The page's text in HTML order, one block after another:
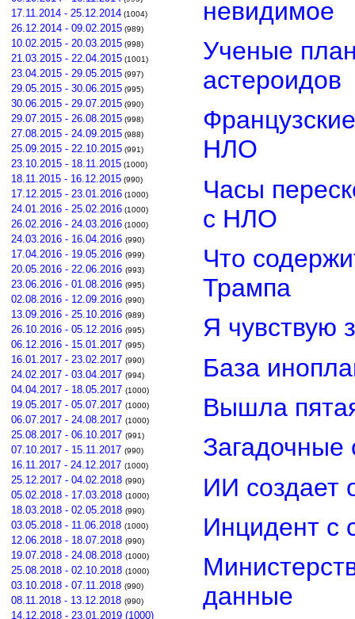
17.11.2014 - 25.12.2014 (1004)
26.12.2014 - 09.02.2015 (989)
10.02.2015 - 20.03.2015 (998)
21.03.2015 - 22.04.2015 (1001)
23.04.2015 - 29.05.2015 (997)
29.05.2015 - 30.06.2015 (995)
30.06.2015 - 29.07.2015 (990)
29.07.2015 - 26.08.2015 (998)
27.08.2015 - 24.09.2015 (988)
25.09.2015 - 22.10.2015 (991)
23.10.2015 - 18.11.2015 (1000)
18.11.2015 - 16.12.2015 (990)
17.12.2015 - 23.01.2016 (1000)
24.01.2016 - 25.02.2016 (1000)
26.02.2016 - 24.03.2016 (1000)
24.03.2016 - 16.04.2016 (990)
17.04.2016 - 19.05.2016 (999)
20.05.2016 - 22.06.2016 (993)
23.06.2016 - 01.08.2016 (995)
02.08.2016 - 12.09.2016 (990)
13.09.2016 - 25.10.2016 (989)
26.10.2016 - 05.12.2016 (995)
06.12.2016 - 15.01.2017 (995)
16.01.2017 - 23.02.2017 (990)
24.02.2017 - 03.04.2017 (994)
04.04.2017 - 18.05.2017 (1000)
19.05.2017 - 05.07.2017 (1000)
06.07.2017 - 24.08.2017 (1000)
25.08.2017 - 06.10.2017 (991)
07.10.2017 - 15.11.2017 (990)
16.11.2017 - 24.12.2017 (1000)
25.12.2017 - 04.02.2018 (990)
05.02.2018 - 17.03.2018 (1000)
18.03.2018 - 02.05.2018 (990)
03.05.2018 - 11.06.2018 (1000)
12.06.2018 - 18.07.2018 (990)
19.07.2018 - 24.08.2018 (1000)
25.08.2018 - 02.10.2018 (1000)
03.10.2018 - 07.11.2018 (990)
08.11.2018 - 13.12.2018 (990)
14.12.2018 - 23.01.2019 (1000)
невидимое
Ученые
астероидов
НЛО
Часы
с НЛО
Что
Трампа
Я чувствую
База
Вышла
ИИ создает
Инцидент с
данные